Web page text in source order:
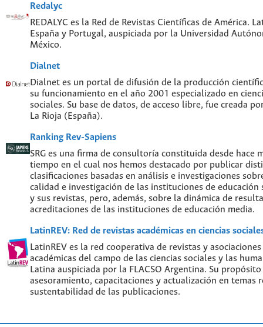
Redalyc
REDALYC es la Red de Revistas Científicas de América.
España y Portugal, auspiciada por la Universidad
México.
Dialnet
Dialnet es un portal de difusión de la producción
su funcionamiento en el año 2001 especializado en
sociales. Su base de datos, de acceso libre, fue creada
La Rioja (España).
Ranking Rev-Sapiens
SRG es una firma de consultoría constituida desde hace
tiempo en el cual nos hemos destacado por publicar
clasificaciones basadas en análisis e investigaciones
calidad e investigación de las instituciones de educación
y sus revistas, pero, además, sobre la dinámica de
acreditaciones de las instituciones de educación media.
LatinREV: Red de revistas académicas en ciencias
LatinREV es la red cooperativa de revistas y
académicas del campo de las ciencias sociales y las
Latina auspiciada por la FLACSO Argentina. Su
asesoramiento, capacitaciones y actualización en temas
sustentabilidad de las publicaciones.